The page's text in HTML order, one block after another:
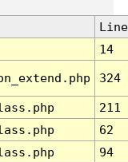
Line
14
324
211
62
94